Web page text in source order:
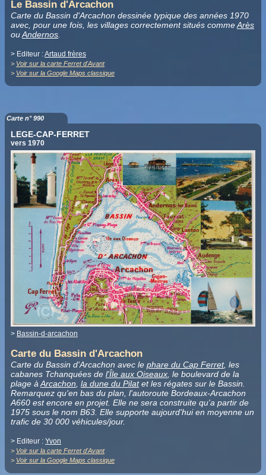
Le Bassin d'Arcachon
Carte du Bassin d'Arcachon dessinée typique des années 1970
avec, pour une fois, les villages correctement situés commeArès
ouAndernos.
> Editeur :Artaud frères
> Voir sur la carte Ferret d'Avant
> Voir sur la Google Maps classique
Carte n° 990
LEGE-CAP-FERRET
vers 1970
> Bassin-d-arcachon
Carte du Bassin d'Arcachon
Carte du Bassin d'Arcachon avec le phare du Cap Ferret, les
cabanes Tchanquées de l'Île aux Oiseaux , le boulevard de la
plage à Arcachon la dune du Pilatet les régates sur le Bassin.
Remarquez qu'en bas du plan, l'autoroute Bordeaux-Arcachon
A660 est encore en projet. Elle ne sera construite qu'a partir de
1975 sous le nom B63. Elle supporte aujourd'hui en moyenne un
trafic de 30 000 véhicules/jour.
> Editeur : Yvon
> Voir sur la carte Ferret d'Avant
> Voir sur la Google Maps classique